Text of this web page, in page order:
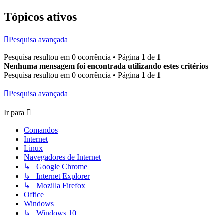
Tópicos ativos
Pesquisa avançada
Pesquisa resultou em 0 ocorrência • Página 1 de 1
Nenhuma mensagem foi encontrada utilizando estes critérios
Pesquisa resultou em 0 ocorrência • Página 1 de 1
Pesquisa avançada
Ir para
Comandos
Internet
Linux
Navegadores de Internet
↳ Google Chrome
↳ Internet Explorer
↳ Mozilla Firefox
Office
Windows